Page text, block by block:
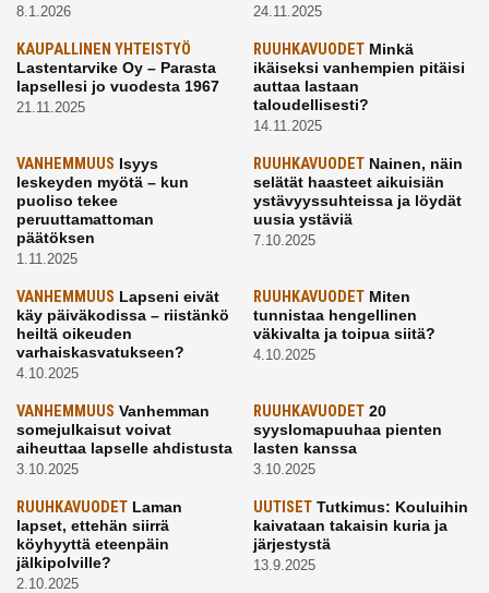
8.1.2026 24.11.2025
KAUPALLINEN YHTEISTYÖ
Lastentarvike Oy – Parasta
lapsellesi jo vuodesta 1967
21.11.2025
RUUHKAVUODETMinkä
ikäiseksi vanhempien pitäisi
auttaa lastaan
taloudellisesti?
14.11.2025
VANHEMMUUS Isyys
leskeyden myötä – kun
puoliso tekee
peruuttamattoman
päätöksen
1.11.2025
RUUHKAVUODETNainen, näin
selätät haasteet aikuisiän
ystävyyssuhteissa ja löydät
uusia ystäviä
7.10.2025
VANHEMMUUS Lapseni eivät
käy päiväkodissa – riistänkö
heiltä oikeuden
varhaiskasvatukseen?
4.10.2025
RUUHKAVUODETMiten
tunnistaa hengellinen
väkivalta ja toipua siitä?
4.10.2025
VANHEMMUUS Vanhemman
somejulkaisut voivat
aiheuttaa lapselle ahdistusta
3.10.2025
RUUHKAVUODET20
syyslomapuuhaa pienten
lasten kanssa
3.10.2025
RUUHKAVUODET Laman
lapset, ettehän siirrä
köyhyyttä eteenpäin
jälkipolville?
2.10.2025
UUTISETTutkimus: Kouluihin
kaivataan takaisin kuria ja
järjestystä
13.9.2025